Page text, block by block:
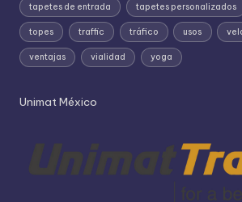
tapetes de entrada tapetes personalizados
topes traffic tráfico usos
ventajas vialidad yoga
Unimat México